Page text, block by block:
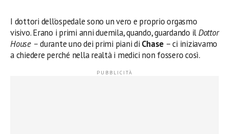
I dottori dell’ospedale sono un vero e proprio orgasmo
visivo. Erano i primi anni duemila, quando, guardando ilDottor
House –durante uno dei primi piani di Chase – ci iniziavamo
a chiedere perché nella realtà i medici non fossero così.